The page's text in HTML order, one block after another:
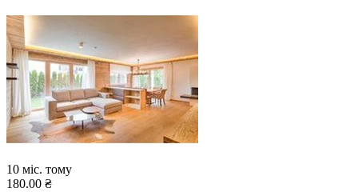
10 міс. тому
180.00 ₴